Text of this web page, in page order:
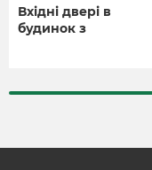
Вхідні двері в
будинок з